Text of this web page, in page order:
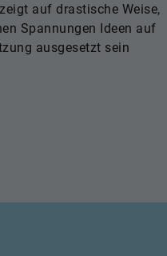
auf drastische Weise,
Spannungen Ideen auf
ausgesetzt sein